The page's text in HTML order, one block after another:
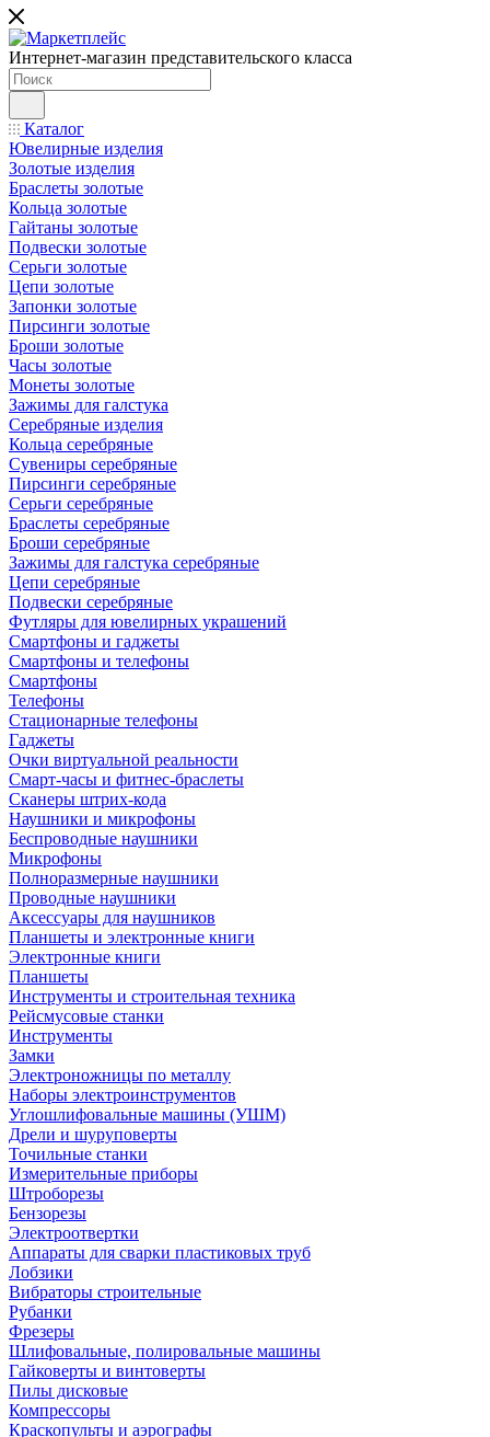
Интернет-магазин представительского класса
Каталог
Ювелирные изделия
Золотые изделия
Браслеты золотые
Кольца золотые
Гайтаны золотые
Подвески золотые
Серьги золотые
Цепи золотые
Запонки золотые
Пирсинги золотые
Броши золотые
Часы золотые
Монеты золотые
Зажимы для галстука
Серебряные изделия
Кольца серебряные
Сувениры серебряные
Пирсинги серебряные
Серьги серебряные
Браслеты серебряные
Броши серебряные
Зажимы для галстука серебряные
Цепи серебряные
Подвески серебряные
Футляры для ювелирных украшений
Смартфоны и гаджеты
Смартфоны и телефоны
Смартфоны
Телефоны
Стационарные телефоны
Гаджеты
Очки виртуальной реальности
Смарт-часы и фитнес-браслеты
Сканеры штрих-кода
Наушники и микрофоны
Беспроводные наушники
Микрофоны
Полноразмерные наушники
Проводные наушники
Аксессуары для наушников
Планшеты и электронные книги
Электронные книги
Планшеты
Инструменты и строительная техника
Рейсмусовые станки
Инструменты
Замки
Электроножницы по металлу
Наборы электроинструментов
Углошлифовальные машины (УШМ)
Дрели и шуруповерты
Точильные станки
Измерительные приборы
Штроборезы
Бензорезы
Электроотвертки
Аппараты для сварки пластиковых труб
Лобзики
Вибраторы строительные
Рубанки
Фрезеры
Шлифовальные, полировальные машины
Гайковерты и винтоверты
Пилы дисковые
Компрессоры
Краскопульты и аэрографы